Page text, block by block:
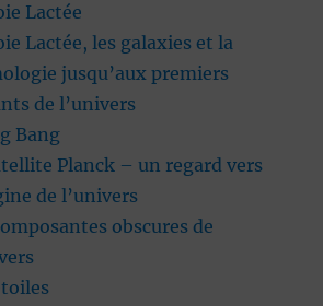
Lactée
Lactée, les galaxies et la
jusqu’aux premiers
de l’univers
Bang
Planck – un regard vers
de l’univers
obscures de